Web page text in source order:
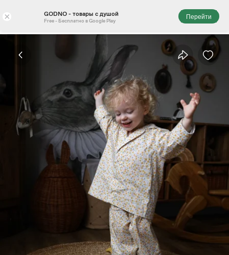
× GODNO - товары с душой
Free - Бесплатно в Google Play
Перейти